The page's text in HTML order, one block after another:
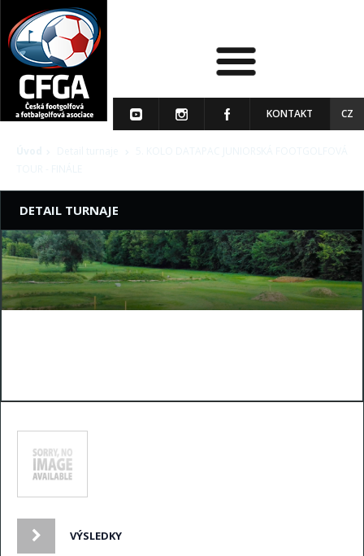
KONTAKT CZ
DETAIL TURNAJE
VÝSLEDKY